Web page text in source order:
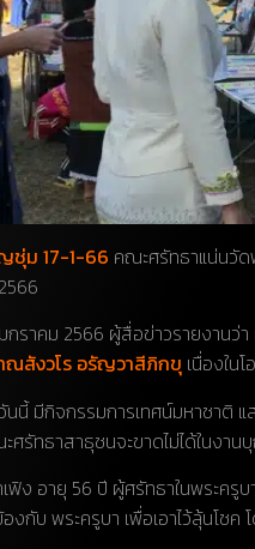
ชุ่ม 17-1-66 คณะศรัทธาแน่นวัด
ราคม 2566 ผู้สื่อข่าวรายงานว่า
สังวโร อรัญวาสีภิกขุ เนื่องใน
นนี้ มีกิจกรรมการเทศน์มหาชา
รัทธาสาธุชนจะขาดไม่ได้ในงา
ฟิง อายุ 56 ปี ผู้ศรัทธาในพระครู
งกับ พระครูบา เพื่อเอาไว้ลุ้นโชค